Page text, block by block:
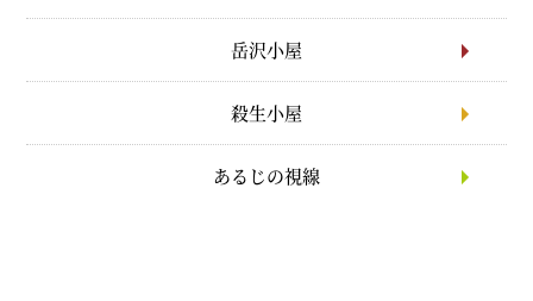
岳沢小屋
殺生小屋
あるじの視線